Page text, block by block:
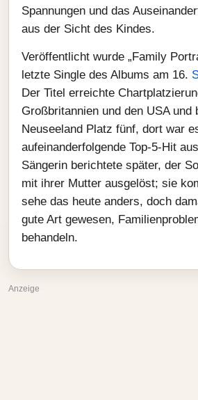
Spannungen und das
aus der Sicht des Kindes.
Veröffentlicht wurde „Family
letzte Single des Albums am 16.
Der Titel erreichte
Großbritannien und den USA und
Neuseeland Platz fünf, dort war
aufeinanderfolgende Top‑5‑Hit
Sängerin berichtete später, der
mit ihrer Mutter ausgelöst; sie
sehe das heute anders, doch
gute Art gewesen,
behandeln.
Anzeige